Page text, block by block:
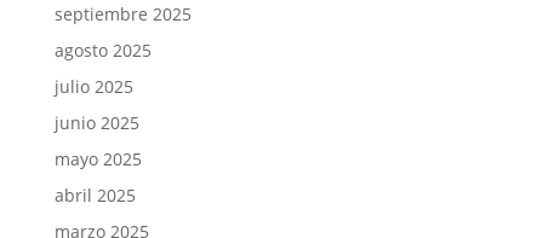
septiembre 2025
agosto 2025
julio 2025
junio 2025
mayo 2025
abril 2025
marzo 2025